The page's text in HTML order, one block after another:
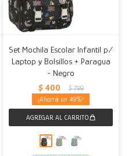
Set Mochila Escolar Infantil p/
Laptop y Bolsillos + Paragua
- Negro
$ 400 $ 799
49